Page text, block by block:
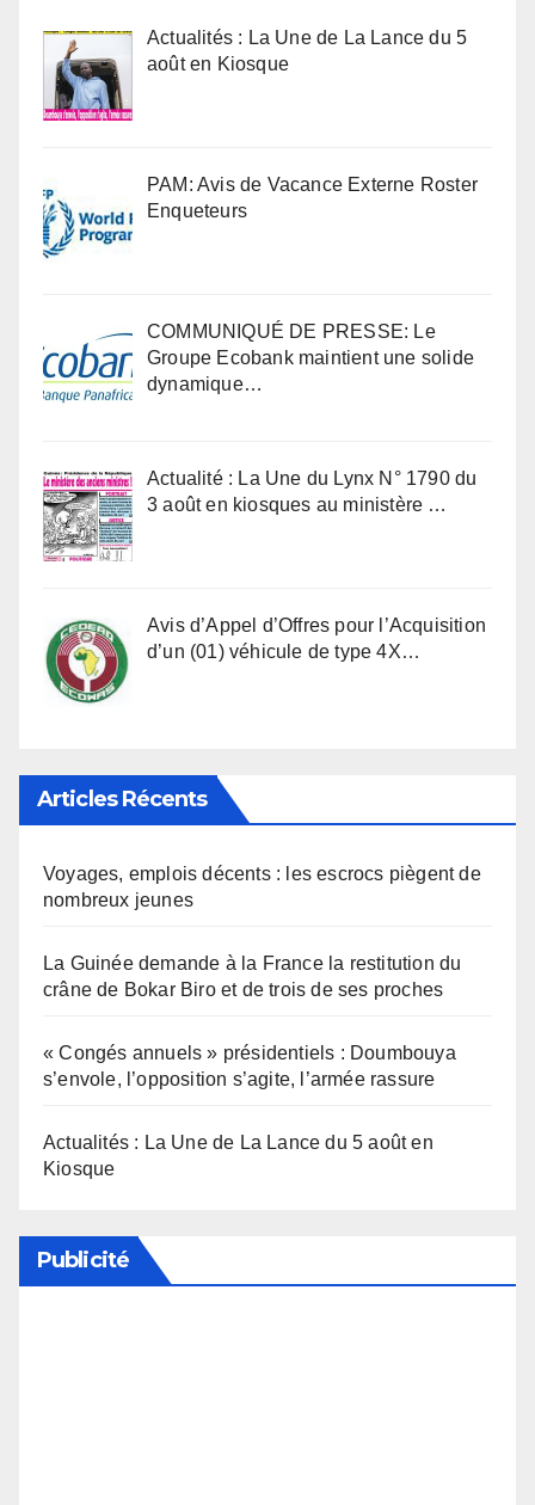
Actualités : La Une de La Lance du 5
août en Kiosque
PAM: Avis de Vacance Externe Roster
Enqueteurs
COMMUNIQUÉ DE PRESSE: Le
Groupe Ecobank maintient une solide
dynamique…
Actualité : La Une du Lynx N° 1790 du
3 août en kiosques au ministère …
Avis d’Appel d’Offres pour l’Acquisition
d’un (01) véhicule de type 4X…
Articles Récents
Voyages, emplois décents : les escrocs piègent de
nombreux jeunes
La Guinée demande à la France la restitution du
crâne de Bokar Biro et de trois de ses proches
« Congés annuels » présidentiels : Doumbouya
s’envole, l’opposition s’agite, l’armée rassure
Actualités : La Une de La Lance du 5 août en
Kiosque
Publicité